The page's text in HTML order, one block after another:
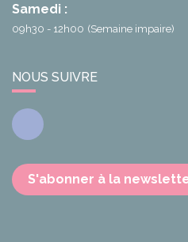
Samedi :
09h30 - 12h00 (Semaine impaire)
NOUS SUIVRE
Facebook
S'abonner à la